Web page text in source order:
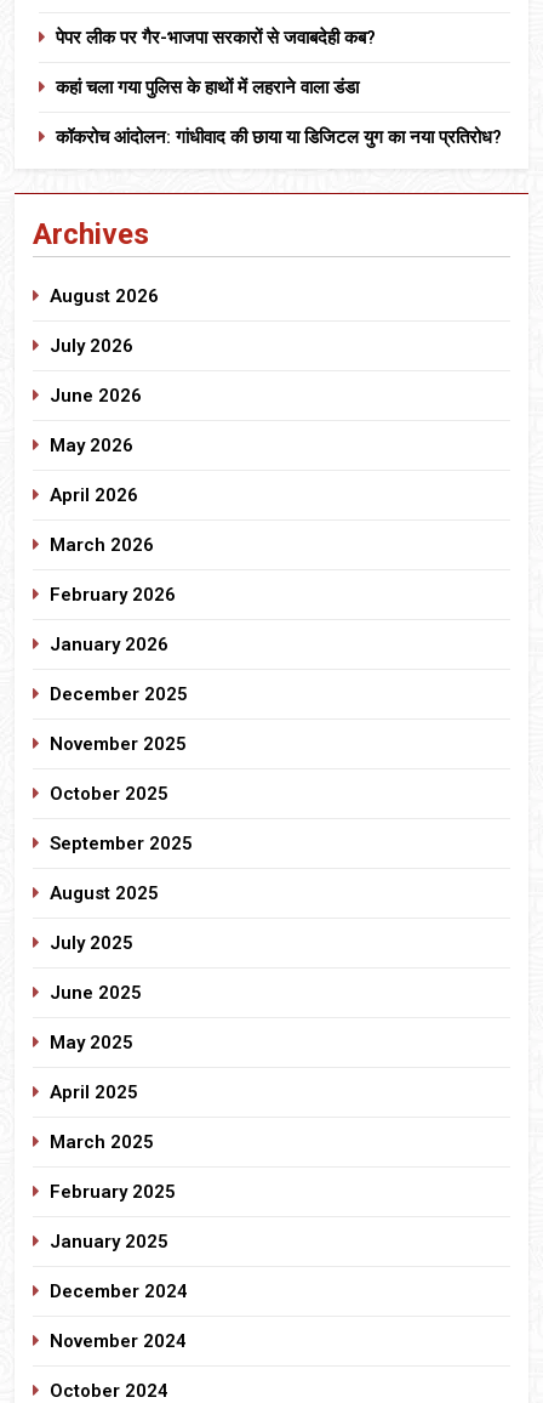
पेपर लीक पर गैर-भाजपा सरकारों से जवाबदेही कब?
कहां चला गया पुलिस के हाथों में लहराने वाला डंडा
कॉकरोच आंदोलन: गांधीवाद की छाया या डिजिटल युग का नया प्रतिरोध?
Archives
August 2026
July 2026
June 2026
May 2026
April 2026
March 2026
February 2026
January 2026
December 2025
November 2025
October 2025
September 2025
August 2025
July 2025
June 2025
May 2025
April 2025
March 2025
February 2025
January 2025
December 2024
November 2024
October 2024